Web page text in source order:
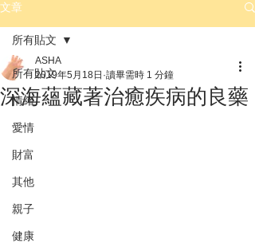
文章
所有貼文
情緒
愛情
財富
其他
親子
健康
所有貼文
深海蘊藏著治癒疾病的良藥
ASHA
2019年5月18日 讀畢需時 1 分鐘